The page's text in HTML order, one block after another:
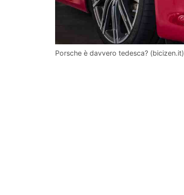
Porsche è davvero tedesca? (bicizen.it)